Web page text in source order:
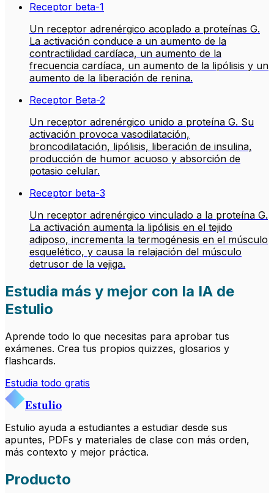
Receptor beta-1
Un receptor adrenérgico acoplado a proteínas G.
La activación conduce a un aumento de la
contractilidad cardíaca, un aumento de la
frecuencia cardíaca, un aumento de la lipólisis y un
aumento de la liberación de renina.
Receptor Beta-2
Un receptor adrenérgico unido a proteína G. Su
activación provoca vasodilatación,
broncodilatación, lipólisis, liberación de insulina,
producción de humor acuoso y absorción de
potasio celular.
Receptor beta-3
Un receptor adrenérgico vinculado a la proteína G.
La activación aumenta la lipólisis en el tejido
adiposo, incrementa la termogénesis en el músculo
esquelético, y causa la relajación del músculo
detrusor de la vejiga.
Estudia más y mejor con la IA de
Estulio
Aprende todo lo que necesitas para aprobar tus
exámenes. Crea tus propios quizzes, glosarios y
flashcards.
Estudia todo gratis
Estulio
Estulio ayuda a estudiantes a estudiar desde sus
apuntes, PDFs y materiales de clase con más orden,
más contexto y mejor práctica.
Producto